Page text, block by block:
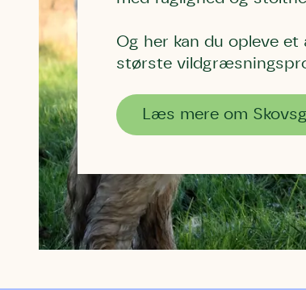
Og her kan du opleve et
største
Læs mere om